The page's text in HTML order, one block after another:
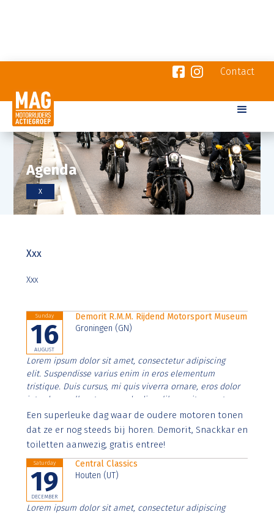
Contact
Agenda
X
Xxx
Xxx
Sunday
16
AUGUST
Demorit R.M.M. Rijdend Motorsport Museum
Groningen (GN)
Lorem ipsum dolor sit amet, consectetur adipiscing
elit. Suspendisse varius enim in eros elementum
tristique. Duis cursus, mi quis viverra ornare, eros dolor
interdum nulla, ut commodo diam libero vitae erat.
Aenean faucibus nibh et justo cursus id rutrum lorem
imperdiet. Nunc ut sem vitae risus tristique posuere.
Een superleuke dag waar de oudere motoren tonen
dat ze er nog steeds bij horen. Demorit, Snackkar en
toiletten aanwezig, gratis entree!
Saturday
19
DECEMBER
Central Classics
Houten (UT)
Lorem ipsum dolor sit amet, consectetur adipiscing